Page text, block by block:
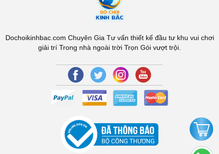
Dochoikinhbac.com Chuyên Gia Tư vấn thiết kế đầu tư khu vui chơi
giải trí Trong nhà ngoài trời Trọn Gói vượt trội.